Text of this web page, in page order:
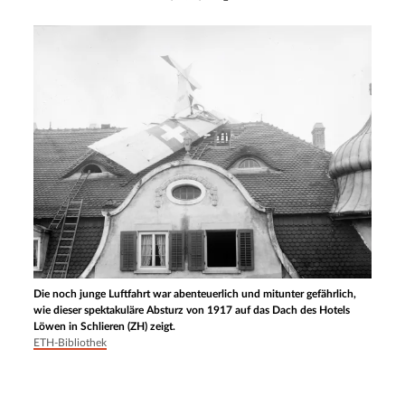
Die noch junge Luftfahrt war abenteuerlich und mitunter gefährlich,
wie dieser spektakuläre Absturz von 1917 auf das Dach des Hotels
Löwen in Schlieren (ZH) zeigt.
ETH-Bibliothek